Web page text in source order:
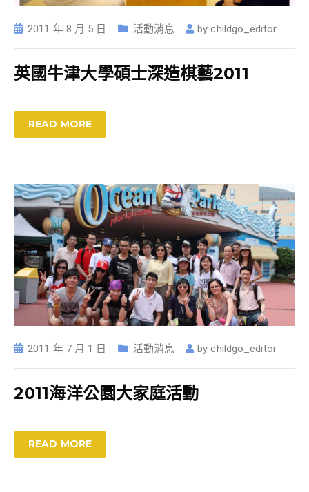
2011 年 8 月 5 日 活動消息 bychildgo_editor
英國牛津大學碩士深造棋藝2011
READ MORE
2011 年 7 月 1 日 活動消息 bychildgo_editor
2011海洋公園大家庭活動
READ MORE